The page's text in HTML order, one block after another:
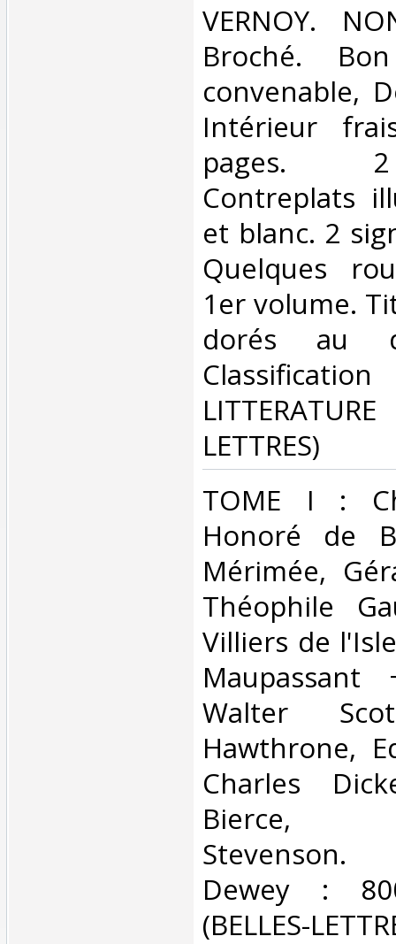
‎VERNOY.
Broché.
convenable,
Intérieur
pages.
Contreplats
et blanc. 2
Quelques
1er volume.
dorés
LETTRES)‎
‎TOME I :
Honoré de
Mérimée,
Théophile
Villiers de
Walter
Hawthrone,
Charles
Bierce,
Stevenson.
Dewey : 800-
(BELLES-